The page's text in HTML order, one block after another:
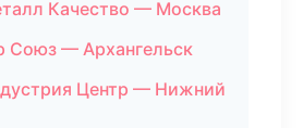
Качество — Москва
Союз — Архангельск
Центр — Нижний